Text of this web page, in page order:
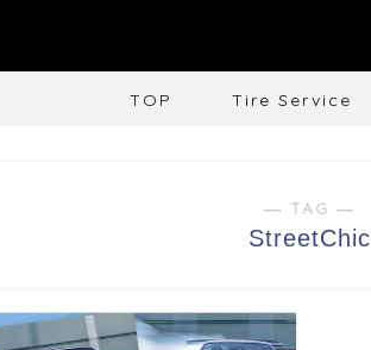
TOP Tire Service
― TAG ―
StreetChic